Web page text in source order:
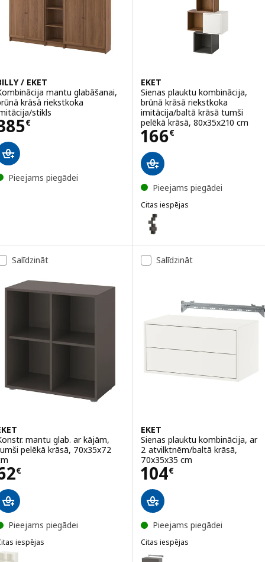
/ EKET
mantu glabāšanai,
krāsā riekstkoka
stikls
€ 385€
Pieejams piegādei
EKET
Sienas plauktu kombinācija,
brūnā krāsā riekstkoka
imitācija/baltā krāsā tumši
pelēkā krāsā, 80x35x210 cm
166€
Cena 166€
Pieejams piegādei
Citas iespējas
EKET
Variants: EKET, Sienas
Variants: EKET, Sienas plauktu
Salīdzināt
mantu glab. ar kājām,
pelēkā krāsā, 70x35x72
€ 62€
Pieejams piegādei
iespējas
EKET, Konstr. mantu glab. ar kājām, baltā krāsā, 70x35x72
Salīdzināt
EKET
Sienas plauktu kombinācija, ar
2 atvilktnēm/baltā krāsā,
70x35x35 cm
104€
Cena 104€
Pieejams piegādei
Citas iespējas
EKET
Variants: EKET, Sienas